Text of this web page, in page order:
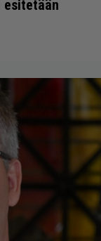
esitetään